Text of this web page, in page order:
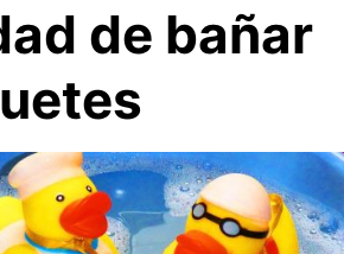
de bañar